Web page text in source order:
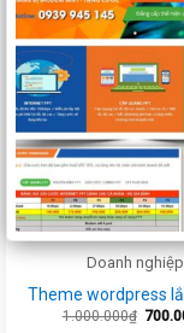
Doanh nghiệp
Theme wordpress
1.000.000₫ Giá